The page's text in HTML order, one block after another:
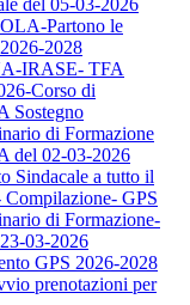
del 05-03-2026
Partono le
2028
IRASE- TFA
Corso di
Sostegno
di Formazione
del 02-03-2026
Sindacale a tutto il
Compilazione- GPS
di Formazione-
03-2026
GPS 2026-2028
prenotazioni per